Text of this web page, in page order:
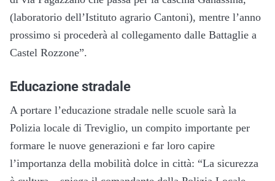
(laboratorio dell’Istituto agrario Cantoni), mentre l’anno
prossimo si procederà al collegamento dalle Battaglie a
Castel Rozzone”.
Educazione stradale
A portare l’educazione stradale nelle scuole sarà la
Polizia locale di Treviglio, un compito importante per
formare le nuove generazioni e far loro capire
l’importanza della mobilità dolce in città: “La sicurezza